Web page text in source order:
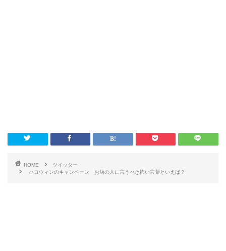
HOME
ツイッター
ハロウィンのキャンペーン お店の人に言うべき怖い言葉といえば？